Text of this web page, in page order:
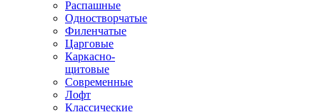
Распашные
Одностворчатые
Филенчатые
Царговые
Каркасно-
щитовые
Современные
Лофт
Классические